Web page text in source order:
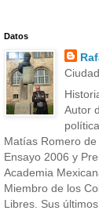
Datos
Autor
Matías Romero
Ensayo 2006 y
Academia
Miembro de los
Libres. Sus